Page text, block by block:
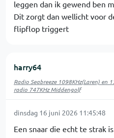
leggen dan ik gewend ben
Dit zorgt dan wellicht voor
flipflop triggert
harry64
Radio Seabreeze 1098KHz(Laren) en
radio 747KHz Middengolf
dinsdag 16 juni 2026 11:45:48
Een snaar die echt te strak